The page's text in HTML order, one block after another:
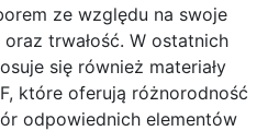
ze względu na swoje
trwałość. W ostatnich
się również materiały
które oferują różnorodność
odpowiednich elementów